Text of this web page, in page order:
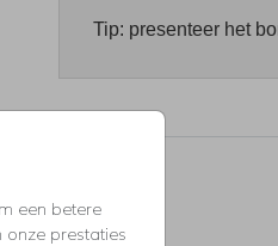
een betere
onze prestaties
Tip: presenteer het